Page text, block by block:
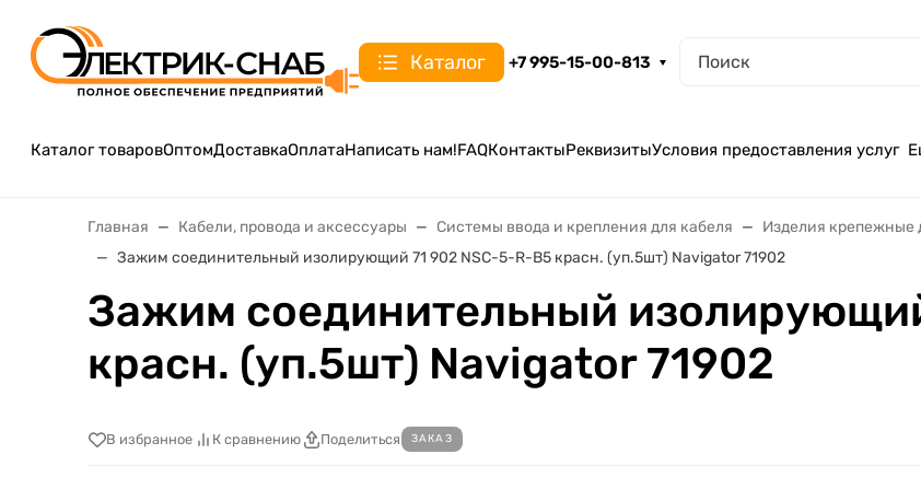
Каталог +7 995-15-00-813
Каталог товаровОптомДоставкаОплатаНаписать нам!FAQКонтактыРеквизитыУсловия предоставления услуг
Главная Кабели, провода и аксессуары Системы ввода и крепления для кабеля Изделия крепежные
Зажим соединительный изолирующий 71 902 NSC-5-R-B5 красн. (уп.5шт) Navigator 71902
Зажим соединительный
красн. (уп.5шт) Navigator 71902
В избранное К сравнению Поделиться ЗАКАЗ